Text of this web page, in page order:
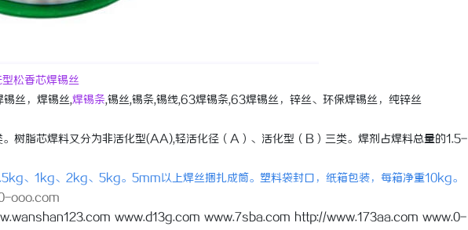
松香芯焊锡丝
丝，焊锡丝,焊锡条,锡丝,锡条,锡线,63焊锡条,63焊锡丝，锌丝、环保焊锡丝，纯锌丝
树脂芯焊料又分为非活化型(AA),轻活化径（A）、活化型（B）三类。焊剂占焊料总量的1.5-
、1kg、2kg、5kg。5mm以上焊丝捆扎成筒。塑料袋封口，纸箱包装，每箱净重10kg。
ooo.com
www.d13g.com www.7sba.com http://www.173aa.com www.0-